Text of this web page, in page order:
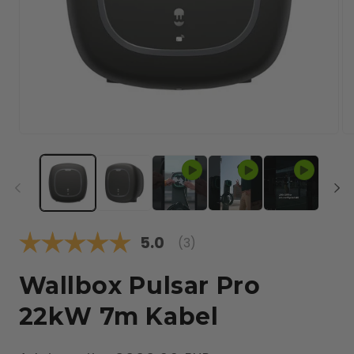
openen
modaal
Gemiddelde beoordeling:
5.0 (aantal stemmen:
3)
Wallbox Pulsar Pro
22kW 7m Kabel